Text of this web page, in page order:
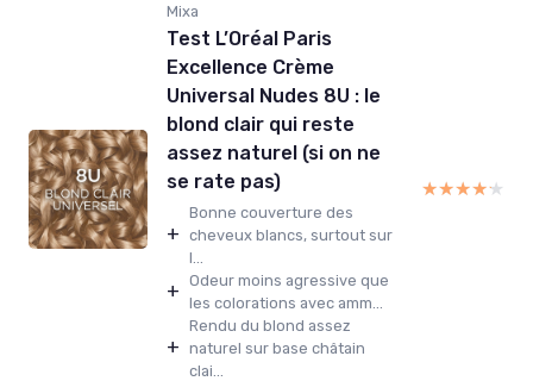
Mixa
Test L’Oréal Paris
Excellence Crème
Universal Nudes 8U : le
blond clair qui reste
assez naturel (si on ne
se rate pas)
+
Bonne couverture des
cheveux blancs, surtout sur
l...
+ Odeur moins agressive que
les colorations avec amm...
+
Rendu du blond assez
naturel sur base châtain
clai...
★★★★★
★★★★★